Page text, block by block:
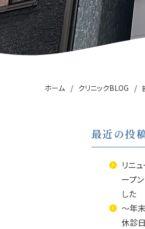
ホーム クリニックBLOG
最近の投
リニ
ープ
した
～年
休診